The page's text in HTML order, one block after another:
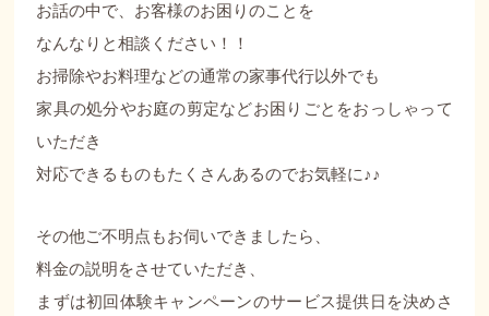
お話の中で、お客様のお困りのことを
なんなりと相談ください！！
お掃除やお料理などの通常の家事代行以外でも
家具の処分やお庭の剪定などお困りごとをおっしゃって
いただき
対応できるものもたくさんあるのでお気軽に♪♪
その他ご不明点もお伺いできましたら、
料金の説明をさせていただき、
まずは初回体験キャンペーンのサービス提供日を決めさ